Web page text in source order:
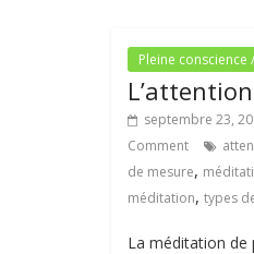
Pleine
septembre 23,
Comment
de mesure,
méditation, types
La méditation de